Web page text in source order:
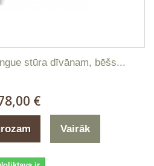
stūra dīvānam, bēšs...
€
Vairāk